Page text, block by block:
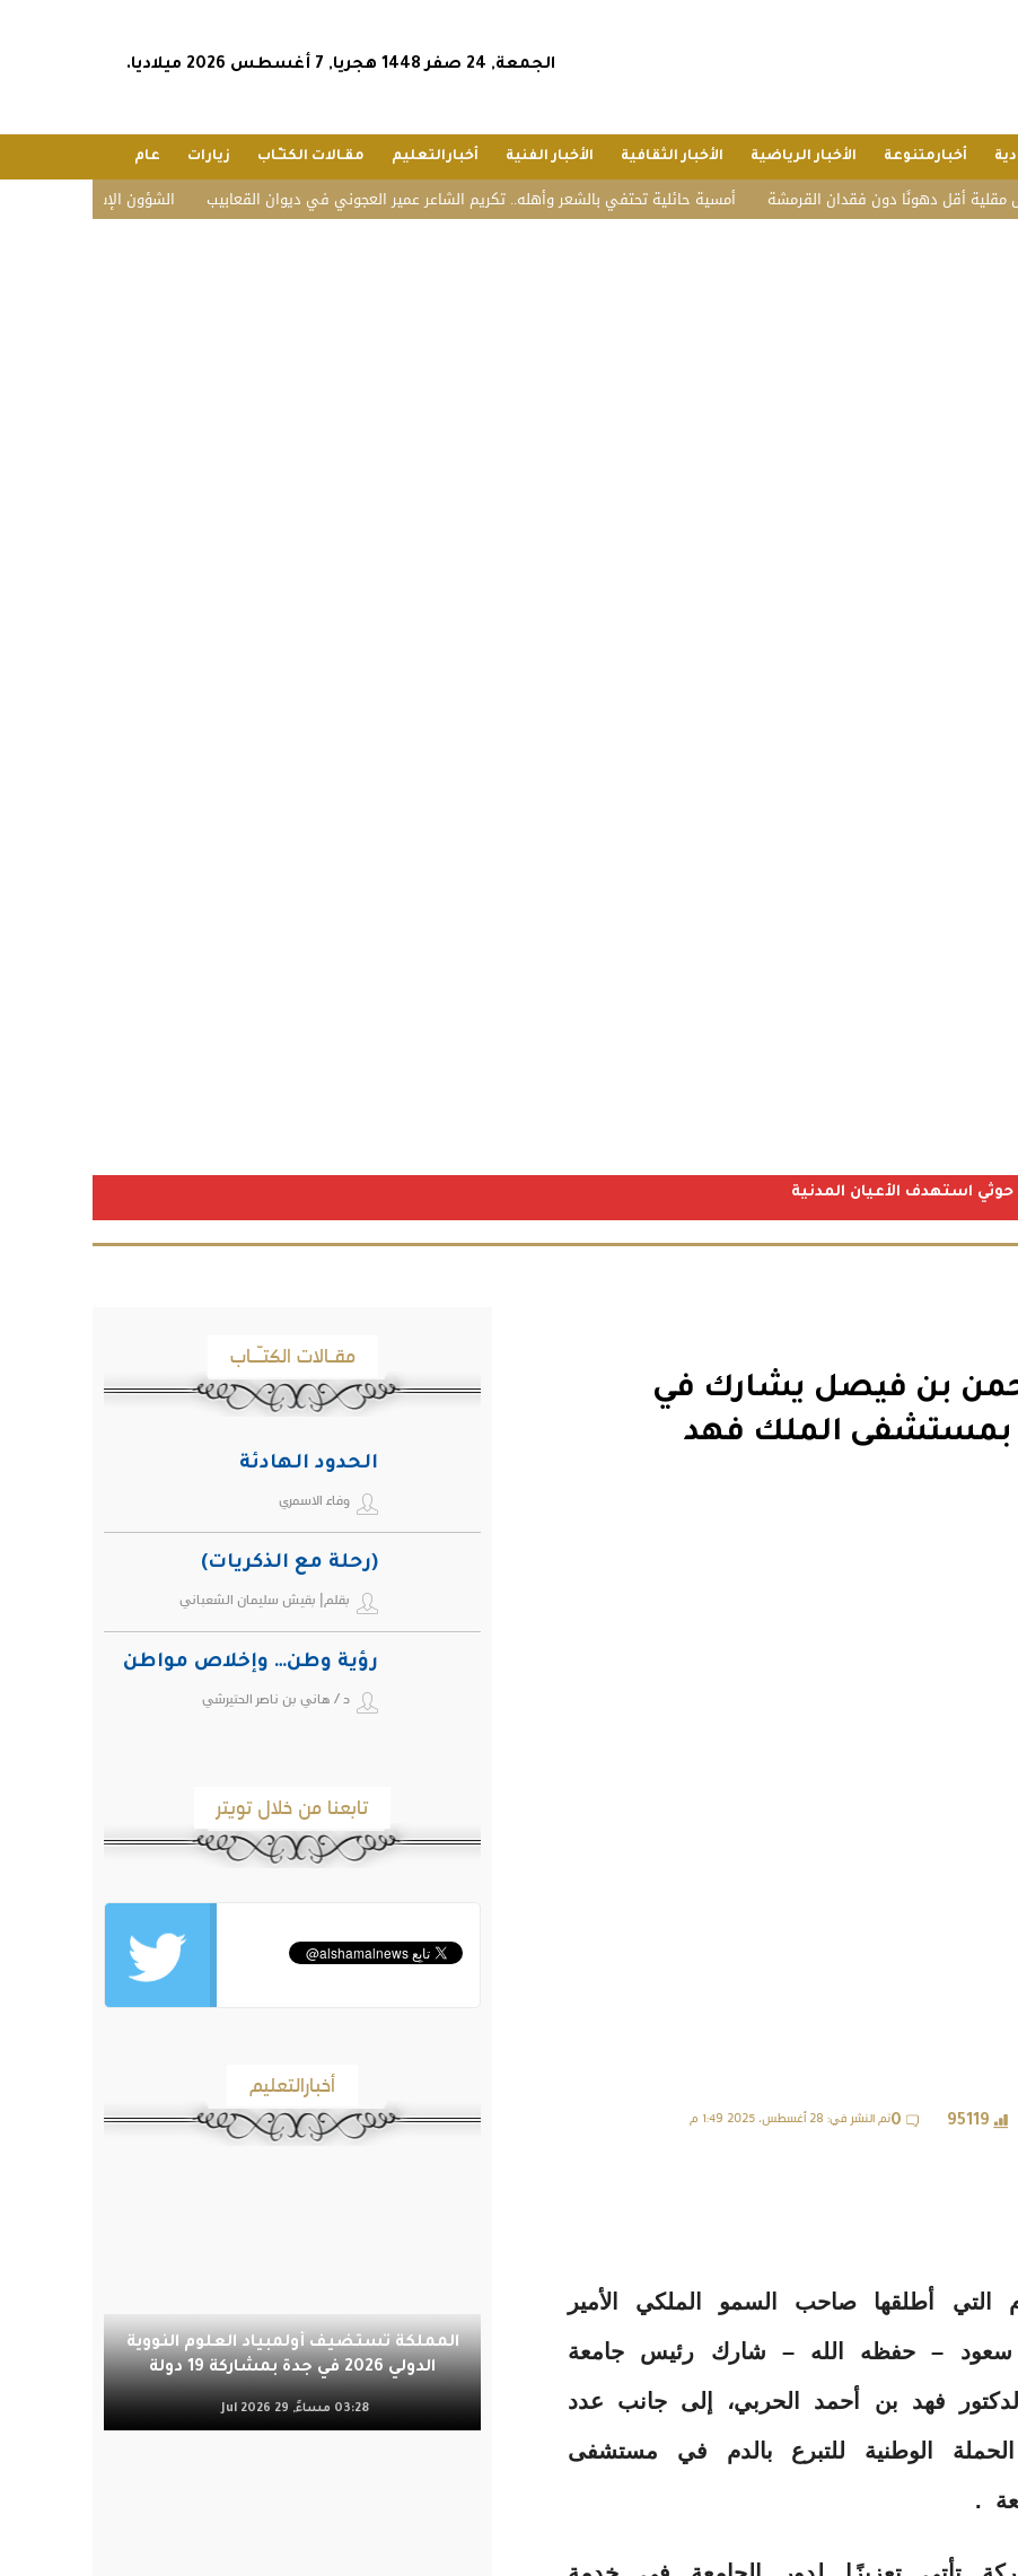
الجمعة, 24 صفر 1448 هجريا, 7 أغسطس 2026 ميلاديا.
أخبارمتنوعة الأخبار الرياضية الأخبار الثقافية الأخبار الفنية أخبارالتعليم مقـالات الكتـّـاب زيارات عام
الشؤون الإسلامية تستقبل ضيوف أمسية حائلية تحتفي بالشعر وأهله.. تكريم الشاعر عمير العجوني في ديوان القعابيب دهونًا دون فقدان القرمشة
بن فيصل يشارك في
بمستشفى الملك فهد
تم النشر في: 28 أغسطس، 2025 1:49 م 95119
0
التي أطلقها صاحب السمو الملكي الأمير
– حفظه الله – شارك رئيس جامعة
فهد بن أحمد الحربي، إلى جانب عدد
الوطنية للتبرع بالدم في مستشفى
.
مقـالات الكتـّـاب
الحدود الهادئة
وفاء الاسمري
(رحلة مع الذكريات)
بقلم| بقيش سليمان الشعباني
رؤية وطن… وإخلاص مواطن
د / هاني بن ناصر الحتيرشي
تابعنا من خلال تويتر
أخبارالتعليم
المملكة تستضيف أولمبياد العلوم النووية
الدولي 2026 في جدة بمشاركة 19 دولة
03:28 مساءً, 29 Jul 2026